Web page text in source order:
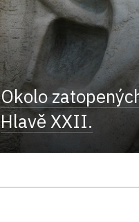
Okolo
Hlavě XXII.